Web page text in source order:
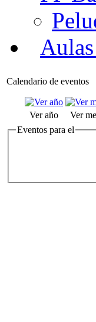
Calendario de eventos
Ver año Ver
Eventos para el